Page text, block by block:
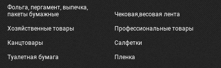
Фольга, пергамент, выпечка,
пакеты бумажные
Чековая,весовая лента
Хозяйственные товары Профессиональные товары
Канцтовары Салфетки
Туалетная бумага Пленка